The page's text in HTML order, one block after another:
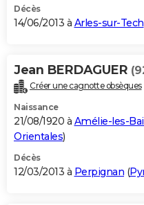
Décès
14/06/2013 à Arles-sur-Tech
Jean BERDAGUER
Créer une cagnotte obsèques
Naissance
21/08/1920 à Amélie-les-
Orientales)
Décès
12/03/2013 à Perpignan (